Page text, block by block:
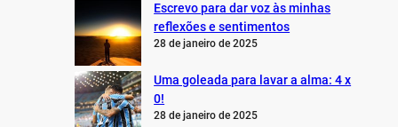
Escrevo para dar voz às minhas
reflexões e sentimentos
28 de janeiro de 2025
Uma goleada para lavar a alma: 4 x
0!
28 de janeiro de 2025